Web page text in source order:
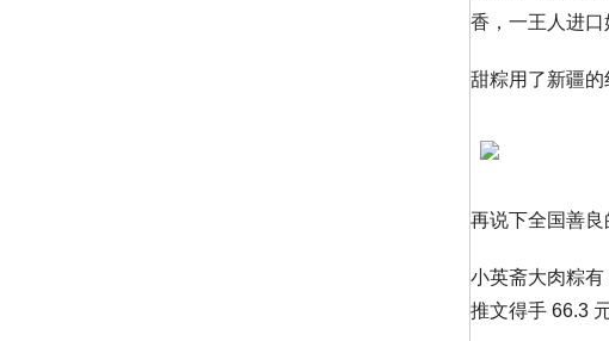
香，一王人进口
甜粽用了新疆的
再说下全国善良
小英斋大肉粽
推文得手 66.3 元